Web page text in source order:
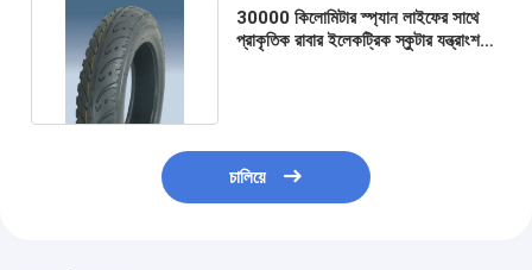
30000 কিলোমিটার স্প্যান লাইফের সাথে
প্রাকৃতিক রাবার ইলেকট্রিক স্কুটার যন্ত্রাংশ
চালিয়ে